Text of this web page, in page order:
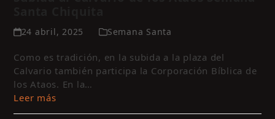
24 abril, 2025 Semana Santa
Como es tradición, en la subida a la plaza del
Calvario también participa la Corporación Bíblica de
los Ataos. En la…
Leer más